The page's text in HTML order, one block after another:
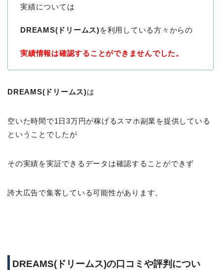
実績については
DREAMS(ドリームス)を利用している方々からの
実績情報は確認することができませんでした。
DREAMS(ドリームス)は
空いた時間で1日3万円が稼げるスマホ副業を提供している
ということでしたが
その実績を実証できるデータは確認することができず
誇大広告で集客している可能性があります。
DREAMS(ドリームス)の口コミや評判につい